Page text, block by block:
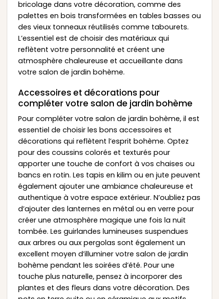
bricolage dans votre décoration, comme des
palettes en bois transformées en tables basses ou
des vieux tonneaux réutilisés comme tabourets.
L’essentiel est de choisir des matériaux qui
reflètent votre personnalité et créent une
atmosphère chaleureuse et accueillante dans
votre salon de jardin bohème.
Accessoires et décorations pour
compléter votre salon de jardin bohème
Pour compléter votre salon de jardin bohème, il est
essentiel de choisir les bons accessoires et
décorations qui reflètent l’esprit bohème. Optez
pour des coussins colorés et texturés pour
apporter une touche de confort à vos chaises ou
bancs en rotin. Les tapis en kilim ou en jute peuvent
également ajouter une ambiance chaleureuse et
authentique à votre espace extérieur. N’oubliez pas
d’ajouter des lanternes en métal ou en verre pour
créer une atmosphère magique une fois la nuit
tombée. Les guirlandes lumineuses suspendues
aux arbres ou aux pergolas sont également un
excellent moyen d’illuminer votre salon de jardin
bohème pendant les soirées d’été. Pour une
touche plus naturelle, pensez à incorporer des
plantes et des fleurs dans votre décoration. Des